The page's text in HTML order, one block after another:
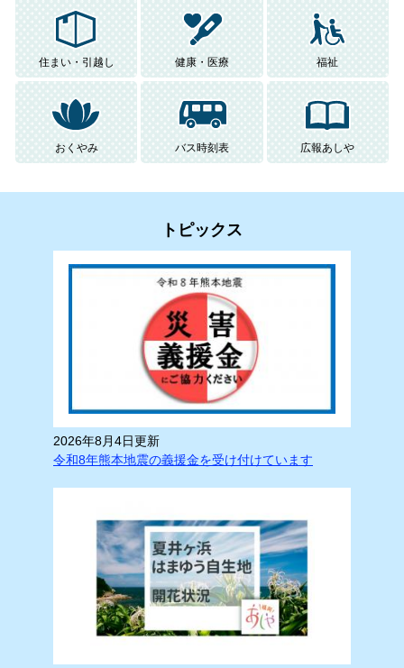
住まい・引越し 健康・医療 福祉
おくやみ バス時刻表 広報あしや
トピックス
2026年8月4日更新
令和8年熊本地震の義援金を受け付けています